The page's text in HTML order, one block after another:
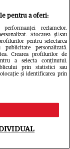
pentru a oferi:
reclamelor.
Stocarea și/sau
pentru selectarea
personalizată.
Crearea profilurilor de
a selecta conținutul.
prin statistici sau
și identificarea prin